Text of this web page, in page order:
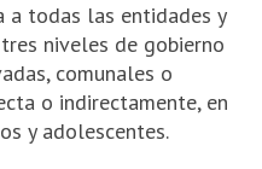
a todas las entidades y
niveles de gobierno
comunales o
o indirectamente, en
y adolescentes.